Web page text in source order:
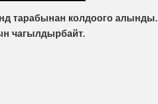
тарабынан колдоого алынды.
чагылдырбайт.